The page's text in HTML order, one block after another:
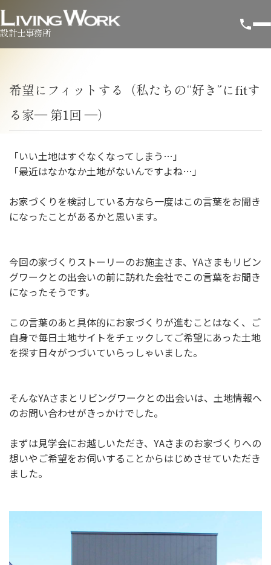
設計士事務所
希望にフィットする（私たちの“好き”にfitす
る家― 第1回 ―）
「いい土地はすぐなくなってしまう…」
「最近はなかなか土地がないんですよね…」
お家づくりを検討している方なら一度はこの言葉をお聞き
になったことがあるかと思います。
今回の家づくりストーリーのお施主さま、YAさまもリビン
グワークとの出会いの前に訪れた会社でこの言葉をお聞き
になったそうです。
この言葉のあと具体的にお家づくりが進むことはなく、ご
自身で毎日土地サイトをチェックしてご希望にあった土地
を探す日々がつづいていらっしゃいました。
そんなYAさまとリビングワークとの出会いは、土地情報へ
のお問い合わせがきっかけでした。
まずは見学会にお越しいただき、YAさまのお家づくりへの
想いやご希望をお伺いすることからはじめさせていただき
ました。